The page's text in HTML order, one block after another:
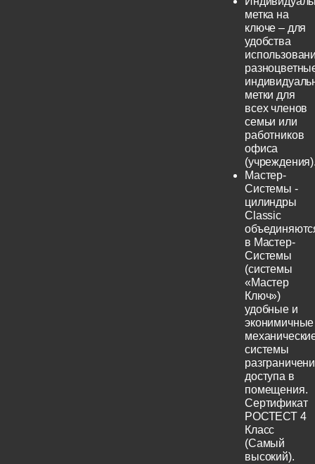
метка на
ключе – для
удобства
метки для
всех членов
семьи или
работников
офиса
Мастер-
Системы -
цилиндры
Classic
в Мастер-
Системы
(системы
«Мастер
Ключ»)
удобные и
эконимичные
системы
доступа в
помещения.
Сертификат
РОСТЕСТ 4
Класс
(Самый
высокий).